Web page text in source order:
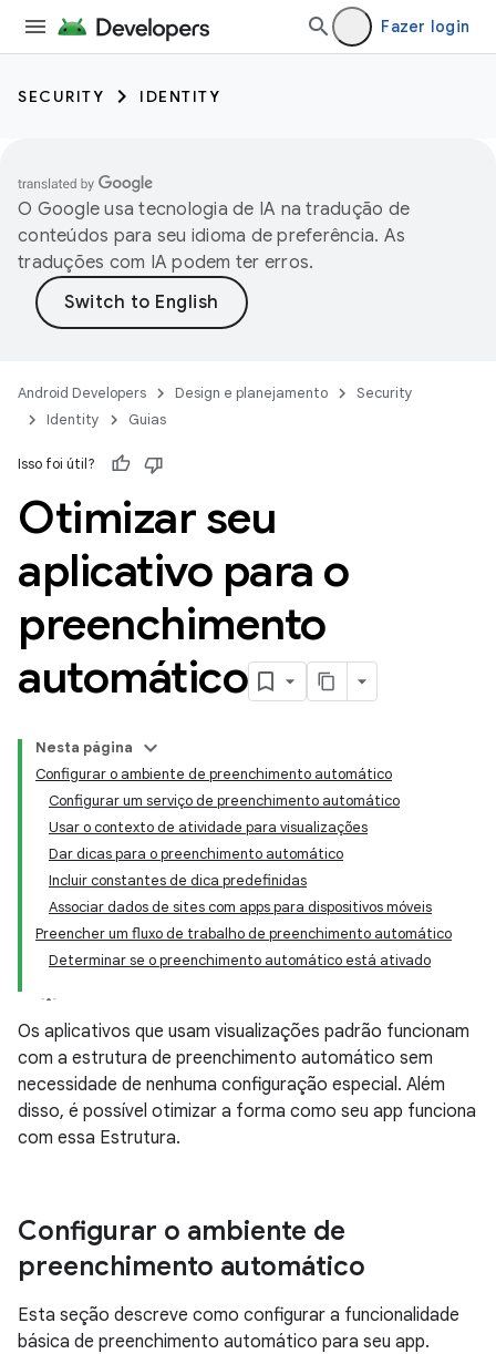
Fazer login
SECURITY IDENTITY
O Google usa tecnologia de IA na tradução de
conteúdos para seu idioma de preferência. As
traduções com IA podem ter erros.
Android Developers Design e planejamento
Security
Identity
Guias
Isso foi útil?
Otimizar seu
aplicativo para o
preenchimento
automático
Nesta página
Configurar o ambiente de preenchimento automático
Configurar um serviço de preenchimento automático
Usar o contexto de atividade para visualizações
Dar dicas para o preenchimento automático
Incluir constantes de dica predefinidas
Associar dados de sites com apps para dispositivos móveis
Preencher um fluxo de trabalho de preenchimento automático
Determinar se o preenchimento automático está ativado
Os aplicativos que usam visualizações padrão funcionam
com a estrutura de preenchimento automático sem
necessidade de nenhuma configuração especial. Além
disso, é possível otimizar a forma como seu app funciona
com essa Estrutura.
Configurar o ambiente de
preenchimento automático
Esta seção descreve como configurar a funcionalidade
básica de preenchimento automático para seu app.